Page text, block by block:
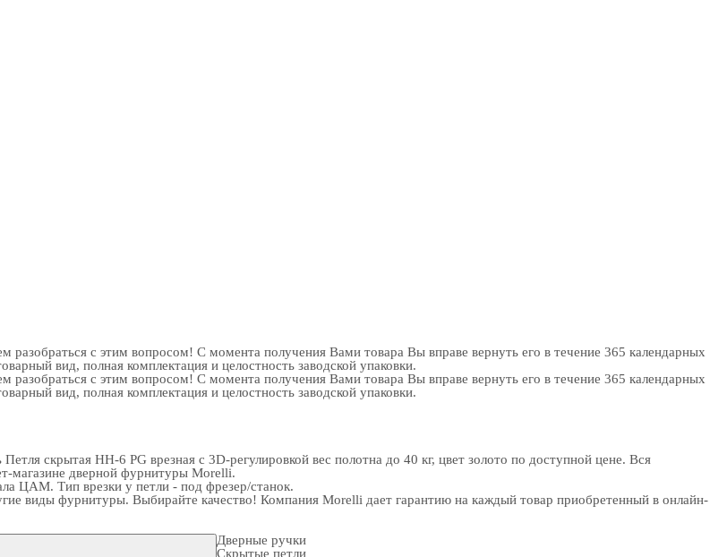
с этим вопросом! С момента получения Вами товара Вы вправе вернуть его в течение 365 календарных
вид, полная комплектация и целостность заводской упаковки.
с этим вопросом! С момента получения Вами товара Вы вправе вернуть его в течение 365 календарных
вид, полная комплектация и целостность заводской упаковки.
скрытая HH-6 PG врезная с 3D-регулировкой вес полотна до 40 кг, цвет золото по доступной цене. Вся
магазине дверной фурнитуры Morelli.
ЦАМ. Тип врезки у петли - под фрезер/станок.
виды фурнитуры. Выбирайте качество! Компания Morelli дает гарантию на каждый товар приобретенный в онлайн-
Дверные ручки
Скрытые петли